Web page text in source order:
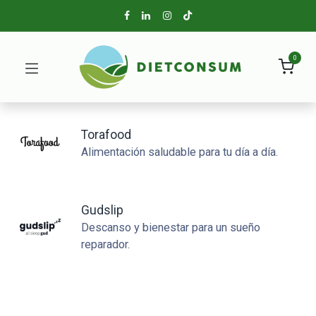
0
Torafood
Alimentación saludable para tu día a día.
Gudslip
Descanso y bienestar para un sueño
reparador.